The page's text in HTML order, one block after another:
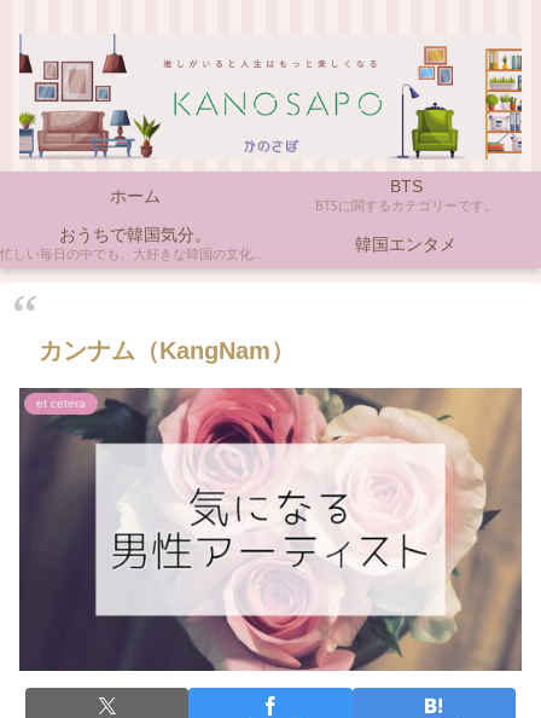
ホーム BTS
BTSに関するカテゴリーです。
おうちで韓国気分。
忙しい毎日の中でも、大好きな韓国の文化やアイテムに触れると心がほっとしますよね。ここでは、自宅で手軽に楽しめる韓国の美味しいもの、お気に入りのコスメ、そして推し活の楽しみ方など、「おうちにいながら韓国気分」に触れられるヒントを私らしくお届けします。 韓国エンタメ
カンナム（KangNam）
et cetera